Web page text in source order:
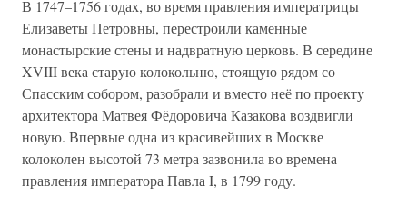
В 1747–1756 годах, во время правления императрицы
Елизаветы Петровны, перестроили каменные
монастырские стены и надвратную церковь. В середине
XVIII века старую колокольню, стоящую рядом со
Спасским собором, разобрали и вместо неё по проекту
архитектора Матвея Фёдоровича Казакова воздвигли
новую. Впервые одна из красивейших в Москве
колоколен высотой 73 метра зазвонила во времена
правления императора Павла I, в 1799 году.